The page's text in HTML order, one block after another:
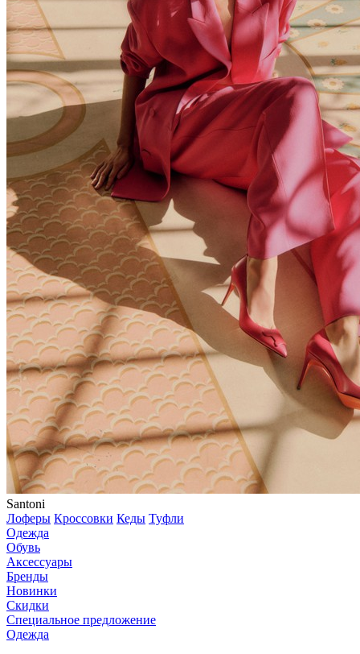
Santoni
Лоферы Кроссовки Кеды Туфли
Одежда
Обувь
Аксессуары
Бренды
Новинки
Скидки
Специальное предложение
Одежда